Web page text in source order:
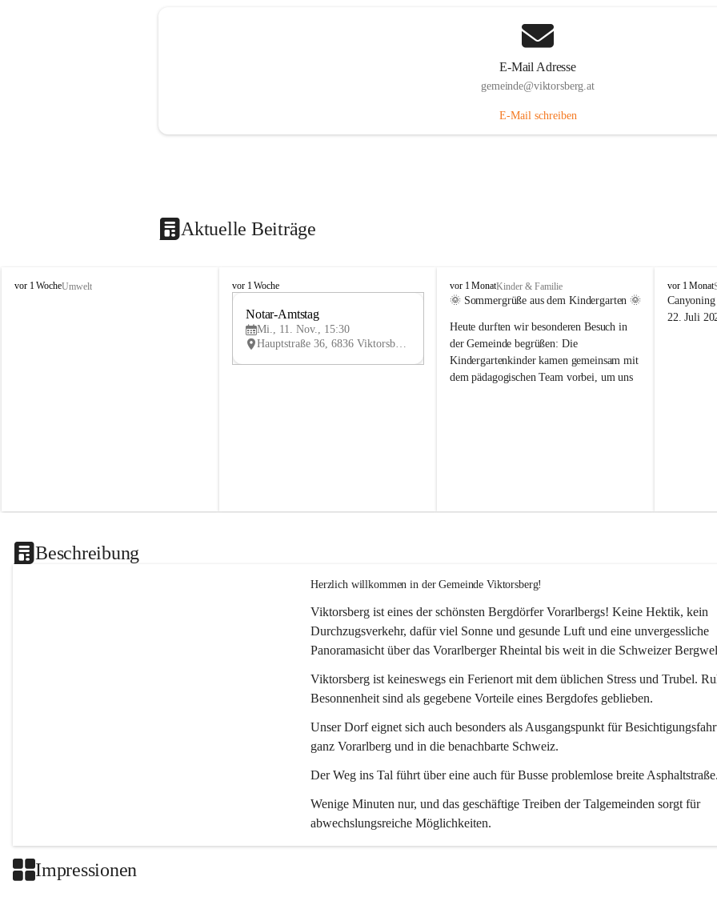
E-Mail Adresse
gemeinde@viktorsberg.at
E-Mail schreiben
Aktuelle Beiträge
V
vor 1 WocheUmwelt
V
vor 1 Woche
V
Notar-Amtstag
Mi., 11. Nov., 15:30
Hauptstraße 36, 6836 Viktorsberg, AUT
V
i
t
o
r
s
vor 1 MonatKinder & Familie
🌞 Sommergrüße aus dem Kindergarten 🌞
Heute durften wir besonderen Besuch in
der Gemeinde begrüßen: Die
Kindergartenkinder kamen gemeinsam mit
dem pädagogischen Team vorbei, um uns
V
i
k
vor 1 Monat
22. Juli
Beschreibung
Herzlich willkommen in der Gemeinde Viktorsberg!
Viktorsberg ist eines der schönsten Bergdörfer Vorarlbergs! Keine Hektik, kein
Durchzugsverkehr, dafür viel Sonne und gesunde Luft und eine unvergessliche
Panoramasicht über das Vorarlberger Rheintal bis weit in die Schweizer
Viktorsberg ist keineswegs ein Ferienort mit dem üblichen Stress und Trubel.
Besonnenheit sind als gegebene Vorteile eines Bergdofes geblieben.
Unser Dorf eignet sich auch besonders als Ausgangspunkt für
ganz Vorarlberg und in die benachbarte Schweiz.
Der Weg ins Tal führt über eine auch für Busse problemlose breite
Wenige Minuten nur, und das geschäftige Treiben der Talgemeinden sorgt für
abwechslungsreiche Möglichkeiten.
Impressionen